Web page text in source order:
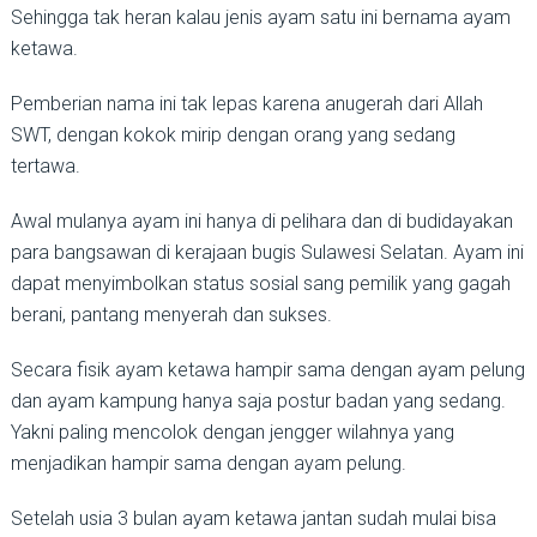
Sehingga tak heran kalau jenis ayam satu ini bernama ayam
ketawa.
Pemberian nama ini tak lepas karena anugerah dari Allah
SWT, dengan kokok mirip dengan orang yang sedang
tertawa.
Awal mulanya ayam ini hanya di pelihara dan di budidayakan
para bangsawan di kerajaan bugis Sulawesi Selatan. Ayam ini
dapat menyimbolkan status sosial sang pemilik yang gagah
berani, pantang menyerah dan sukses.
Secara fisik ayam ketawa hampir sama dengan ayam pelung
dan ayam kampung hanya saja postur badan yang sedang.
Yakni paling mencolok dengan jengger wilahnya yang
menjadikan hampir sama dengan ayam pelung.
Setelah usia 3 bulan ayam ketawa jantan sudah mulai bisa